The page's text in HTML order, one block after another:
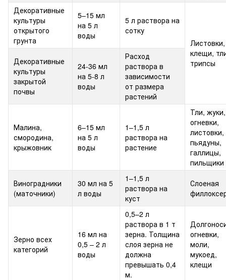
Декоративные
культуры
открытого
грунта
5–15 мл
на 5 л
воды
5 л раствора на
сотку
Листовки,
клещи,
трипсы
Декоративные
культуры
закрытой
почвы
24-36 мл
на 5-8 л
воды
Расход
раствора в
зависимости
от размера
растений
Малина,
смородина,
крыжовник
6–15 мл
на 5 л
воды
1–1,5 л
раствора на
растение
Тли, жуки,
огневки,
листовки,
пьядуны,
галлицы,
пильщики
Виноградники
(маточники)
30 мл на 5
л воды
1–1,5 л
раствора на
куст
Слоеная
Зерно всех
категорий
16 мл на
0,5 – 2 л
воды
0,5–2 л
раствора в 1 т
зерна. Толщина
слоя зерна не
должна
превышать 0,4
м.
огневки,
моли,
мукоед,
клещи